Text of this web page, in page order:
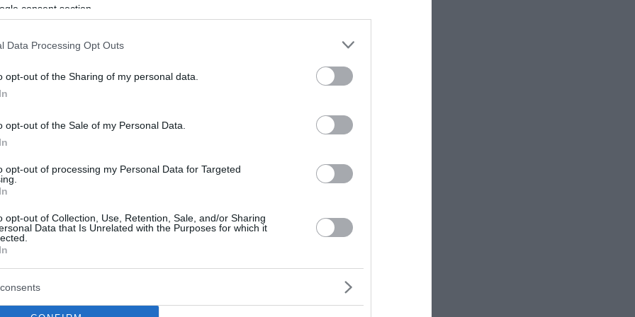
consent section.
Data Processing Opt Outs
opt-out of the Sharing of my personal data.
opt-out of the Sale of my Personal Data.
opt-out of processing my Personal Data for Targeted
opt-out of Collection, Use, Retention, Sale, and/or Sharing
Data that Is Unrelated with the Purposes for which it
Τρομοκρατική
επίθεση σε
σταθμό
ενέργεια ήταν η επίθεση
ανακοίνωσε η ελβετική
Ελβετία: Επίθεση με μαχαίρι
σε σιδηροδρομικό σταθμό,
δράστης φώναζε «Αλλάχου
Άκμπαρ»
Μεγάλη αστυνομική επιχείρηση
βρίσκεται σε εξέλιξη στην Ελβετία μετά